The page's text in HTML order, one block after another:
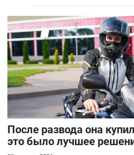
После развода она
это было лучшее